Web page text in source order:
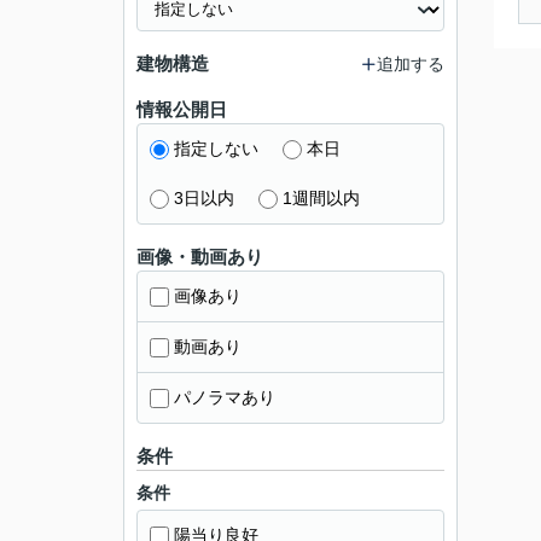
建物構造 追加する
情報公開日
指定しない 本日
3日以内 1週間以内
画像・動画あり
画像あり
動画あり
パノラマあり
条件
条件
陽当り良好